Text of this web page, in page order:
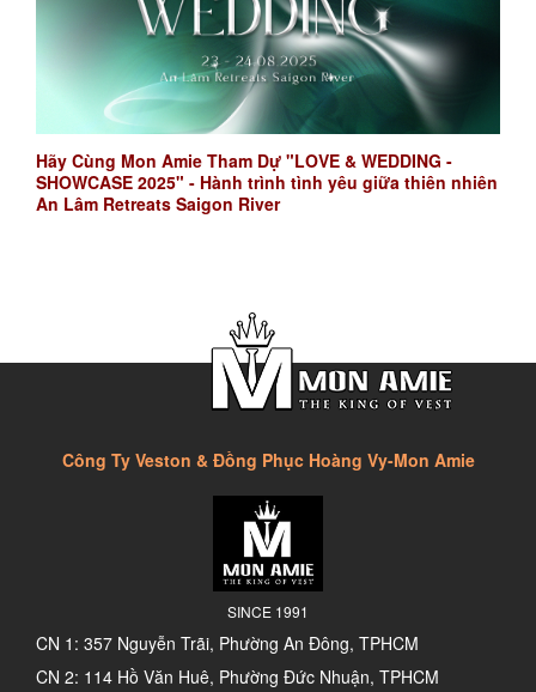
Hãy Cùng Mon Amie Tham Dự "LOVE & WEDDING -
SHOWCASE 2025" - Hành trình tình yêu giữa thiên nhiên
An Lâm Retreats Saigon River
Công Ty Veston & Đồng Phục Hoàng Vy-Mon Amie
SINCE 1991
CN 1: 357 Nguyễn Trãi, Phường An Đông, TPHCM
CN 2: 114 Hồ Văn Huê, Phường Đức Nhuận, TPHCM